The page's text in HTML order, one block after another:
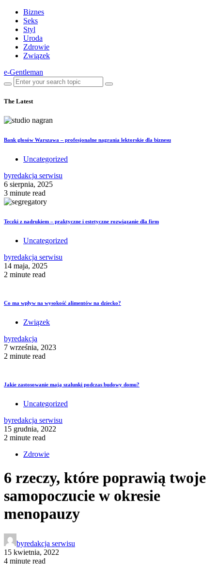
Biznes
Seks
Styl
Uroda
Zdrowie
Związek
e-Gentleman
The Latest
Bank głosów Warszawa – profesjonalne nagrania lektorskie dla biznesu
Uncategorized
byredakcja serwisu
6 sierpnia, 2025
3 minute read
Teczki z nadrukiem – praktyczne i estetyczne rozwiązanie dla firm
Uncategorized
byredakcja serwisu
14 maja, 2025
2 minute read
Co ma wpływ na wysokość alimentów na dziecko?
Związek
byredakcja
7 września, 2023
2 minute read
Jakie zastosowanie mają szalunki podczas budowy domu?
Uncategorized
byredakcja serwisu
15 grudnia, 2022
2 minute read
Zdrowie
6 rzeczy, które poprawią twoje
samopoczucie w okresie
menopauzy
byredakcja serwisu
15 kwietnia, 2022
4 minute read